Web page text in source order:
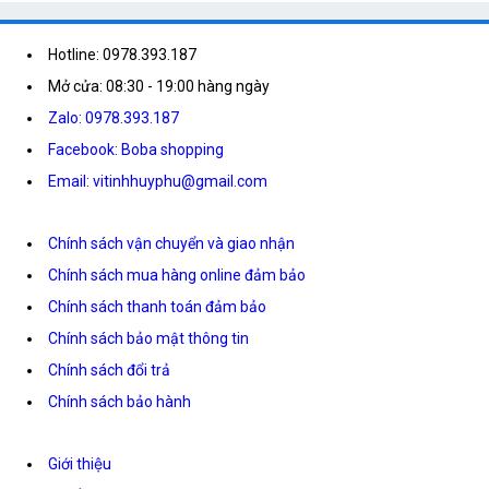
Hotline: 0978.393.187
Mở cửa: 08:30 - 19:00 hàng ngày
Zalo: 0978.393.187
Facebook: Boba shopping
Email: vitinhhuyphu@gmail.com
Chính sách vận chuyển và giao nhận
Chính sách mua hàng online đảm bảo
Chính sách thanh toán đảm bảo
Chính sách bảo mật thông tin
Chính sách đổi trả
Chính sách bảo hành
Giới thiệu